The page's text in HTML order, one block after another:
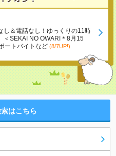
し＆電話なし！ゆっくりの11時
＜SEKAI NO OWARI＊8月15
ートバイトなど (8/7UP!)
はこちら